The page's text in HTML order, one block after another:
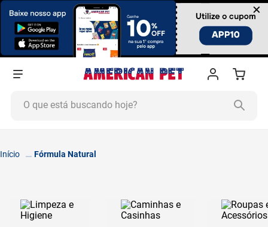
×
Fórmula Natural
4º
areia